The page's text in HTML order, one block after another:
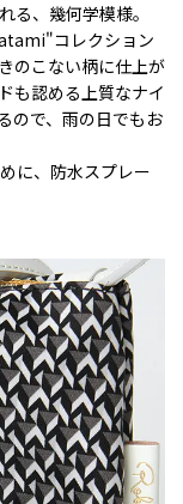
る、幾何学模様。
コレクション
のこない柄に仕上が
も認める上質なナイ
ので、雨の日でもお
に、防水スプレー